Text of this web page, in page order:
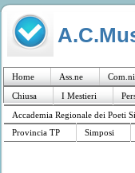
Home Ass.ne Com.ni
Chiusa
I Mestieri
Accademia Regionale dei Poeti
Provincia TP
Simposi